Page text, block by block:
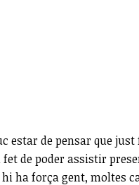
estar de pensar que
de poder assistir
ha força gent, moltes